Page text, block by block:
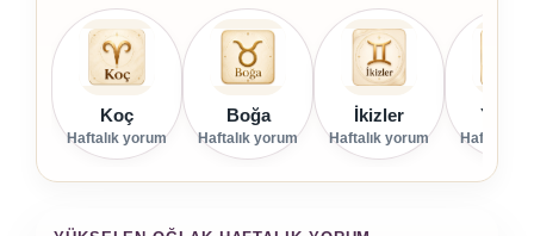
Koç
Haftalık yorum
Boğa
Haftalık yorum
İkizler
Haftalık yorum Haftalık